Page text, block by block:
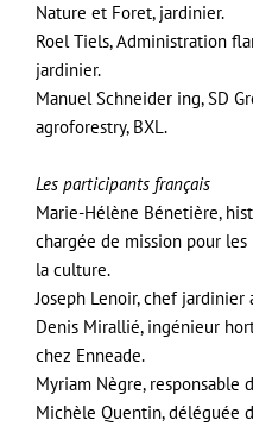
Nature et Foret, jardinier.
Roel Tiels, Administration
jardinier.
Manuel Schneider ing, SD
agroforestry, BXL.
Les participants français
Marie-Hélène Bénetière,
chargée de mission pour
la culture.
Joseph Lenoir, chef
Denis Mirallié, ingénieur
chez Enneade.
Myriam Nègre, responsable
Michèle Quentin, déléguée